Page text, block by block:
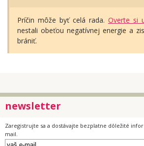
Príčin môže byť celá rada. Overte si
nestali obeťou negatívnej energie a
brániť.
newsletter
Zaregistrujte sa a dostávajte bezplatne dôležité
mail.